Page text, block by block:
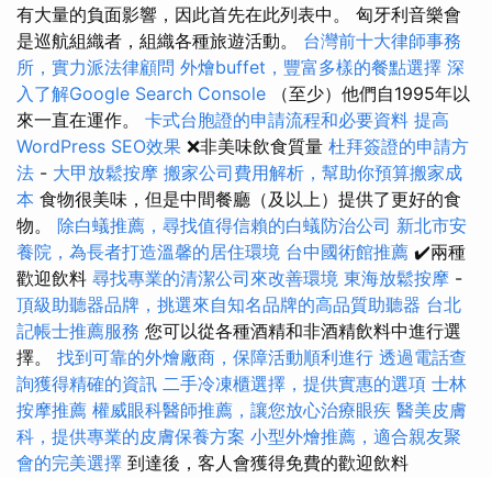
有大量的負面影響，因此首先在此列表中。 匈牙利音樂會
是巡航組織者，組織各種旅遊活動。 台灣前十大律師事務
所，實力派法律顧問 外燴buffet，豐富多樣的餐點選擇 深
入了解Google Search Console （至少）他們自1995年以
來一直在運作。 卡式台胞證的申請流程和必要資料 提高
WordPress SEO效果 ❌非美味飲食質量 杜拜簽證的申請方
法 - 大甲放鬆按摩 搬家公司費用解析，幫助你預算搬家成
本 食物很美味，但是中間餐廳（及以上）提供了更好的食
物。 除白蟻推薦，尋找值得信賴的白蟻防治公司 新北市安
養院，為長者打造溫馨的居住環境 台中國術館推薦 ✔️兩種
歡迎飲料 尋找專業的清潔公司來改善環境 東海放鬆按摩 -
頂級助聽器品牌，挑選來自知名品牌的高品質助聽器 台北
記帳士推薦服務 您可以從各種酒精和非酒精飲料中進行選
擇。 找到可靠的外燴廠商，保障活動順利進行 透過電話查
詢獲得精確的資訊 二手冷凍櫃選擇，提供實惠的選項 士林
按摩推薦 權威眼科醫師推薦，讓您放心治療眼疾 醫美皮膚
科，提供專業的皮膚保養方案 小型外燴推薦，適合親友聚
會的完美選擇 到達後，客人會獲得免費的歡迎飲料